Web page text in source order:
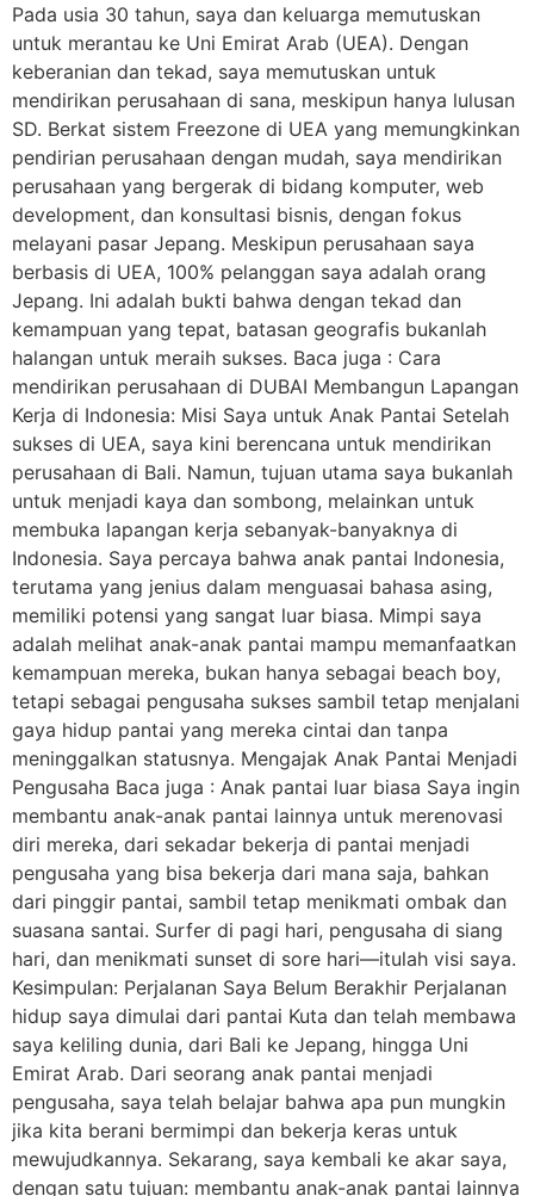
Pada usia 30 tahun, saya dan keluarga memutuskan
untuk merantau ke Uni Emirat Arab (UEA). Dengan
keberanian dan tekad, saya memutuskan untuk
mendirikan perusahaan di sana, meskipun hanya lulusan
SD. Berkat sistem Freezone di UEA yang memungkinkan
pendirian perusahaan dengan mudah, saya mendirikan
perusahaan yang bergerak di bidang komputer, web
development, dan konsultasi bisnis, dengan fokus
melayani pasar Jepang. Meskipun perusahaan saya
berbasis di UEA, 100% pelanggan saya adalah orang
Jepang. Ini adalah bukti bahwa dengan tekad dan
kemampuan yang tepat, batasan geografis bukanlah
halangan untuk meraih sukses. Baca juga : Cara
mendirikan perusahaan di DUBAI Membangun Lapangan
Kerja di Indonesia: Misi Saya untuk Anak Pantai Setelah
sukses di UEA, saya kini berencana untuk mendirikan
perusahaan di Bali. Namun, tujuan utama saya bukanlah
untuk menjadi kaya dan sombong, melainkan untuk
membuka lapangan kerja sebanyak-banyaknya di
Indonesia. Saya percaya bahwa anak pantai Indonesia,
terutama yang jenius dalam menguasai bahasa asing,
memiliki potensi yang sangat luar biasa. Mimpi saya
adalah melihat anak-anak pantai mampu memanfaatkan
kemampuan mereka, bukan hanya sebagai beach boy,
tetapi sebagai pengusaha sukses sambil tetap menjalani
gaya hidup pantai yang mereka cintai dan tanpa
meninggalkan statusnya. Mengajak Anak Pantai Menjadi
Pengusaha Baca juga : Anak pantai luar biasa Saya ingin
membantu anak-anak pantai lainnya untuk merenovasi
diri mereka, dari sekadar bekerja di pantai menjadi
pengusaha yang bisa bekerja dari mana saja, bahkan
dari pinggir pantai, sambil tetap menikmati ombak dan
suasana santai. Surfer di pagi hari, pengusaha di siang
hari, dan menikmati sunset di sore hari—itulah visi saya.
Kesimpulan: Perjalanan Saya Belum Berakhir Perjalanan
hidup saya dimulai dari pantai Kuta dan telah membawa
saya keliling dunia, dari Bali ke Jepang, hingga Uni
Emirat Arab. Dari seorang anak pantai menjadi
pengusaha, saya telah belajar bahwa apa pun mungkin
jika kita berani bermimpi dan bekerja keras untuk
mewujudkannya. Sekarang, saya kembali ke akar saya,
dengan satu tujuan: membantu anak-anak pantai lainnya